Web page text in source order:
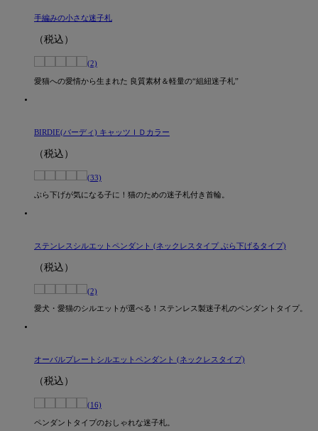
手編みの小さな迷子札
（税込）
(2)
愛猫への愛情から生まれた 良質素材＆軽量の“組紐迷子札”
BIRDIE(バーディ) キャッツＩＤカラー
（税込）
(33)
ぶら下げが気になる子に！猫のための迷子札付き首輪。
ステンレスシルエットペンダント (ネックレスタイプ ぶら下げるタイプ)
（税込）
(2)
愛犬・愛猫のシルエットが選べる！ステンレス製迷子札のペンダントタイプ。
オーバルプレートシルエットペンダント (ネックレスタイプ)
（税込）
(16)
ペンダントタイプのおしゃれな迷子札。